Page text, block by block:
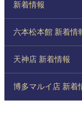
新着情報
六本松本館 新着情
天神店 新着情報
博多マルイ店 新着